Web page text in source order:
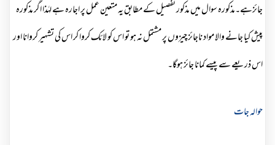
جائزہے۔مذکورہ سوال میں مذکور تفصیل کے مطابق یہ متعین عمل پر اجارہ ہے لہٰذا اگر مذکورہ
پیش کیا جانے والا مواد ناجائز چیزوں پر مشتمل نہ ہو تو اس کو لائک کروا کر اس کی تشہیر کروانا اور
اس ذریعے سے پیسے کمانا جائز ہوگا۔
حوالہ جات